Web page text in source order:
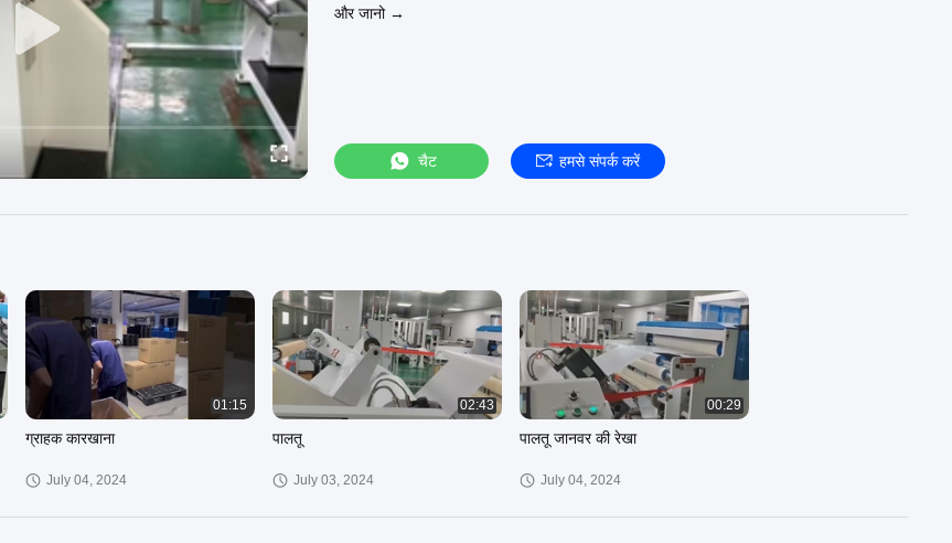
और जानो →
चैट हमसे संपर्क करें
01:15
ग्राहक कारखाना
July 04, 2024
02:43
पालतू
July 03, 2024
00:29
पालतू जानवर की रेखा
July 04, 2024